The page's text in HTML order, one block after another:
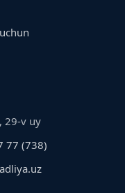
29-v uy
77 (738)